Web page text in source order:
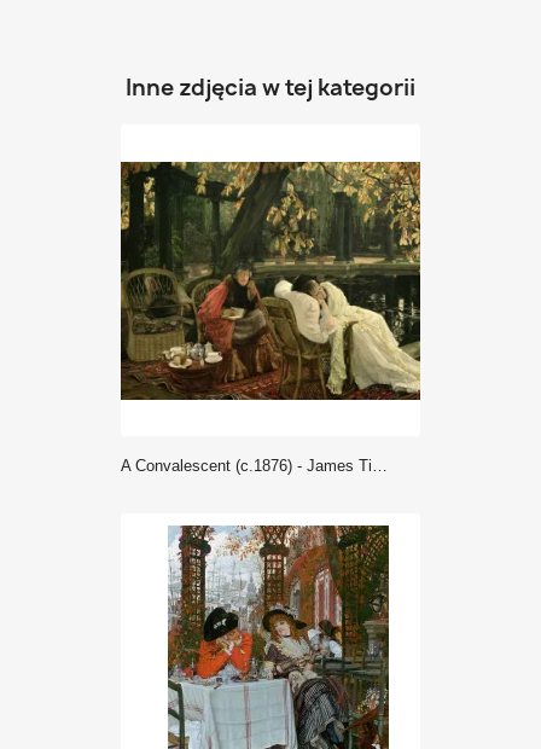
Inne zdjęcia w tej kategorii
A Convalescent (c.1876) - James Tissot